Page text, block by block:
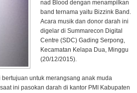
nad Blood dengan menampilkan
band ternama yaitu Bizzink Band.
Acara musik dan donor darah ini
digelar di Summarecon Digital
Centre (SDC) Gading Serpong,
Kecamatan Kelapa Dua, Minggu
(20/12/2015).
untuk merangsang anak muda
ini pasokan darah di kantor PMI Kabupaten